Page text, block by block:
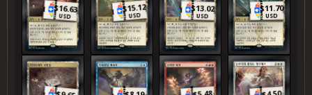
$16.63
USD
$15.12
USD
$13.02
USD
$11.70
USD
지아토라의 시험장 거래원장 파쇄자 신비한 폭격 눈부시게 빛나는 엘스페스